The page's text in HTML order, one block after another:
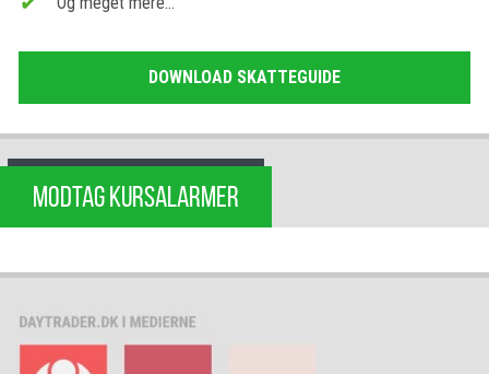
DOWNLOAD SKATTEGUIDE
MODTAG KURSALARMER